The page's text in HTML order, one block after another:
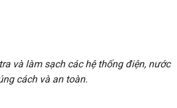
và làm sạch các hệ thống điện, nước
cách và an toàn.